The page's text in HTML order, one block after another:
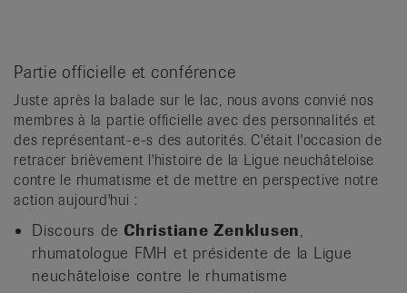
Partie officielle et conférence
Juste après la balade sur le lac, nous avons convié nos
membres à la partie officielle avec des personnalités et
des représentant-e-s des autorités. C'était l'occasion de
retracer brièvement l'histoire de la Ligue neuchâteloise
contre le rhumatisme et de mettre en perspective notre
action aujourd'hui :
Discours de Christiane Zenklusen,
rhumatologue FMH et présidente de la Ligue
neuchâteloise contre le rhumatisme